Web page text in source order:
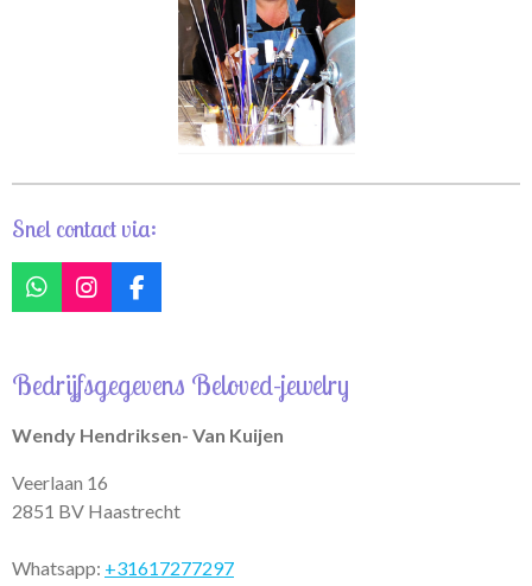
Snel contact via:
W
h
s
p
I
n
a
r
m
F
a
b
o
Bedrijfsgegevens Beloved-jewelry
Wendy Hendriksen- Van Kuijen
Veerlaan 16
2851 BV Haastrecht
Whatsapp: +31617277297